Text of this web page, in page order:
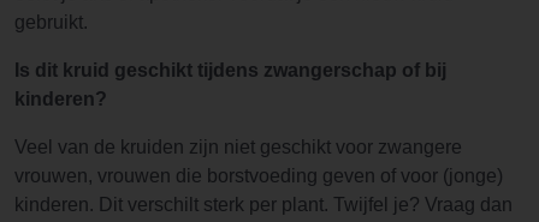
gebruikt.
Is dit kruid geschikt tijdens zwangerschap of bij
kinderen?
Veel van de kruiden zijn niet geschikt voor zwangere
vrouwen, vrouwen die borstvoeding geven of voor (jonge)
kinderen. Dit verschilt sterk per plant. Twijfel je? Vraag dan